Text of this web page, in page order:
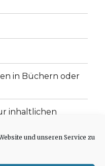
und unseren Service zu
in Büchern oder
inhaltlichen